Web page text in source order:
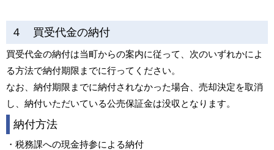
４ 買受代金の納付
買受代金の納付は当町からの案内に従って、次のいずれかによ
る方法で納付期限までに行ってください。
なお、納付期限までに納付されなかった場合、売却決定を取消
し、納付いただいている公売保証金は没収となります。
納付方法
・税務課への現金持参による納付